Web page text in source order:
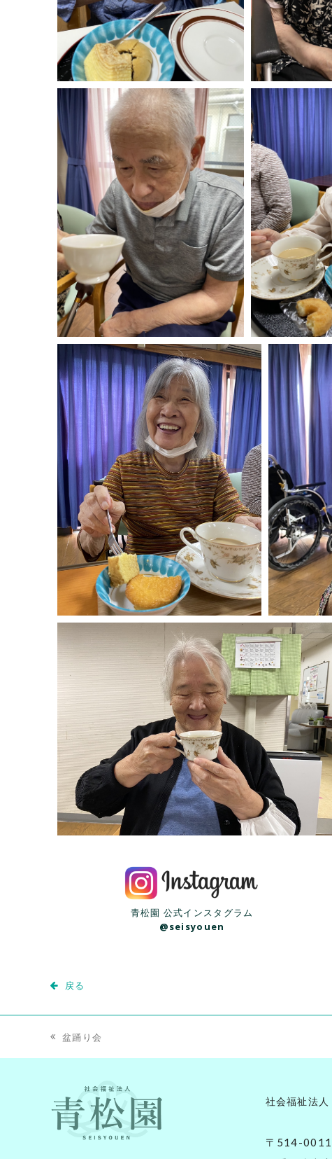
青松園 公式インスタグラム
@seisyouen
戻る
previous
post:
盆踊り会
社会福祉法人
〒514-0011